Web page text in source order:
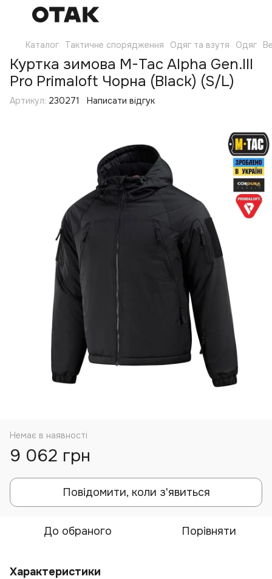
Каталог Тактичне спорядження Одяг та взутя Одяг
Куртка зимова M-Tac Alpha Gen.III
Pro Primaloft Чорна (Black) (S/L)
Артикул: 230271 Написати відгук
Немає в наявності
9 062 грн
Повідомити, коли з'явиться
До обраного Порівняти
Характеристики